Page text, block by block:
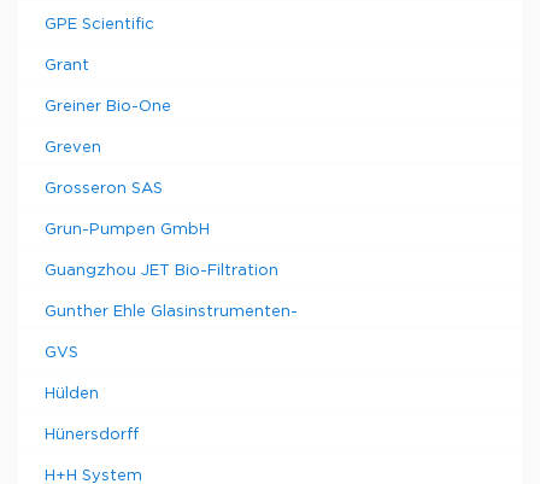
GPE Scientific
Grant
Greiner Bio-One
Greven
Grosseron SAS
Grun-Pumpen GmbH
Guangzhou JET Bio-Filtration
Gunther Ehle Glasinstrumenten-
GVS
Hülden
Hünersdorff
H+H System